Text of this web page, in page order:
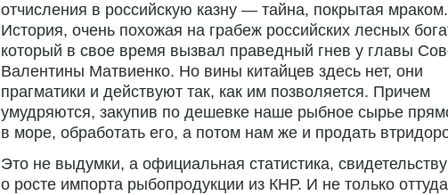
отчисления в российскую казну — тайна, покрытая мраком.
История, очень похожая на грабеж российских лесных
который в свое время вызвал праведный гнев у главы
Валентины Матвиенко. Но вины китайцев здесь нет, они
прагматики и действуют так, как им позволяется. Причем
умудряются, закупив по дешевке наше рыбное сырье
в море, обработать его, а потом нам же и продать
Это не выдумки, а официальная статистика,
о росте импорта рыбопродукции из КНР. И не только